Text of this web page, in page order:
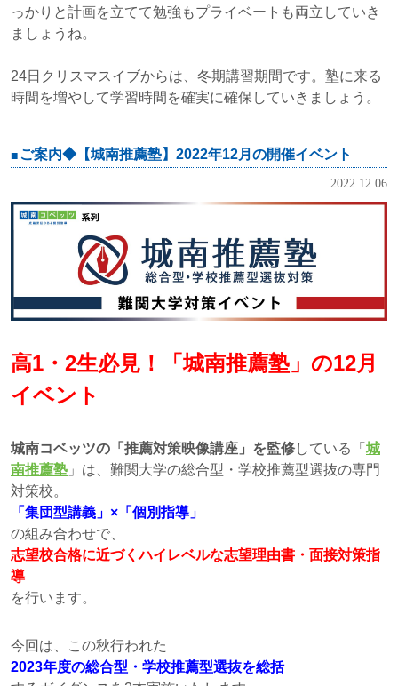
っかりと計画を立てて勉強もプライベートも両立していき
ましょうね。
24日クリスマスイブからは、冬期講習期間です。塾に来る
時間を増やして学習時間を確実に確保していきましょう。
ご案内◆【城南推薦塾】2022年12月の開催イベント
2022.12.06
高1・2生必見！「城南推薦塾」の12月
イベント
城南コベッツの「推薦対策映像講座」を監修している「 城
南推薦塾 」は、難関大学の総合型・学校推薦型選抜の専門
対策校。
「集団型講義」×「個別指導」
の組み合わせで、
志望校合格に近づくハイレベルな志望理由書・面接対策指
導
を行います。
今回は、この秋行われた
2023年度の総合型・学校推薦型選抜を総括